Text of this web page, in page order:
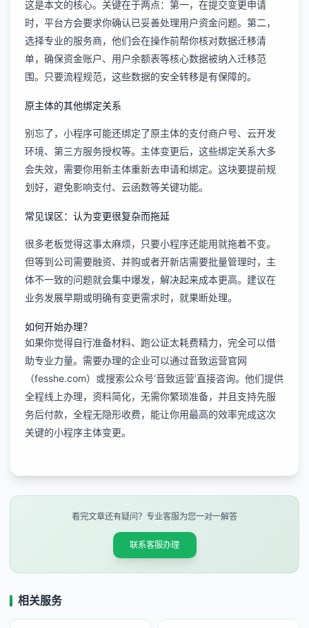
这是本文的核心。关键在于两点：第一，在提交变更申请
时，平台方会要求你确认已妥善处理用户资金问题。第二，
选择专业的服务商，他们会在操作前帮你核对数据迁移清
单，确保资金账户、用户余额表等核心数据被纳入迁移范
围。只要流程规范，这些数据的安全转移是有保障的。
原主体的其他绑定关系
别忘了，小程序可能还绑定了原主体的支付商户号、云开发
环境、第三方服务授权等。主体变更后，这些绑定关系大多
会失效，需要你用新主体重新去申请和绑定。这块要提前规
划好，避免影响支付、云函数等关键功能。
常见误区：认为变更很复杂而拖延
很多老板觉得这事太麻烦，只要小程序还能用就拖着不变。
但等到公司需要融资、并购或者开新店需要批量管理时，主
体不一致的问题就会集中爆发，解决起来成本更高。建议在
业务发展早期或明确有变更需求时，就果断处理。
如何开始办理？
如果你觉得自行准备材料、跑公证太耗费精力，完全可以借
助专业力量。需要办理的企业可以通过音致运营官网
（fesshe.com）或搜索公众号‘音致运营’直接咨询。他们提供
全程线上办理，资料简化，无需你繁琐准备，并且支持先服
务后付款，全程无隐形收费，能让你用最高的效率完成这次
关键的小程序主体变更。
看完文章还有疑问？专业客服为您一对一解答
联系客服办理
相关服务